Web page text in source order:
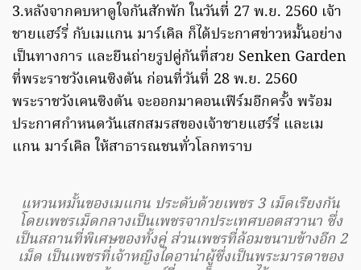
3.หลังจากคบหาดูใจกันสักพัก ในวันที่ 27 พ.ย. 2560 เจ้า
ชายแฮร์รี่ กับเมแกน มาร์เคิล ก็ได้ประกาศข่าวหมั้นอย่าง
เป็นทางการ และยืนถ่ายรูปคู่กันที่สวย Senken Garden
ที่พระราชวังเคนซิงตัน ก่อนที่วันที่ 28 พ.ย. 2560
พระราชวังเคนซิงตัน จะออกมาคอนเฟิร์มอีกครั้ง พร้อม
ประกาศกำหนดวันเสกสมรสของเจ้าชายแฮร์รี่ และเม
แกน มาร์เคิล ให้สาธารณชนทั่วโลกทราบ
แหวนหมั้นของเมแกน ประดับด้วยเพชร 3 เม็ดเรียงกัน
โดยเพชรเม็ดกลางเป็นเพชรจากประเทศบอตสวานา ซึ่ง
เป็นสถานที่พิเศษของทั้งคู่ ส่วนเพชรที่ล้อมขนาบข้างอีก 2
เม็ด เป็นเพชรที่เจ้าหญิงไดอาน่าผู้ซึ่งเป็นพระมารดาของ